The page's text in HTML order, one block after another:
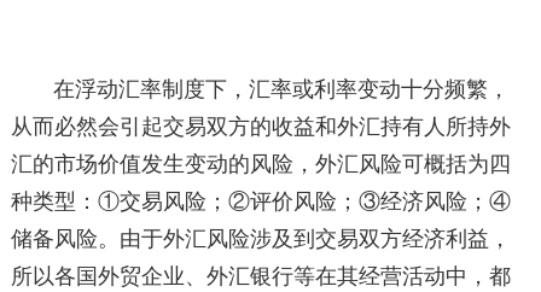
在浮动汇率制度下，汇率或利率变动十分频繁，
从而必然会引起交易双方的收益和外汇持有人所持外
汇的市场价值发生变动的风险，外汇风险可概括为四
种类型：①交易风险；②评价风险；③经济风险；④
储备风险。由于外汇风险涉及到交易双方经济利益，
所以各国外贸企业、外汇银行等在其经营活动中，都